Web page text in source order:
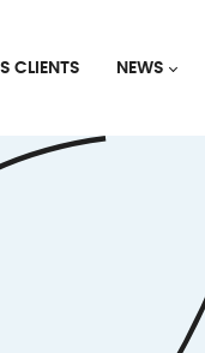
CLIENTS NEWS